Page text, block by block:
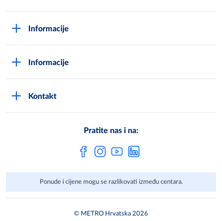
DPN zaštita podatak
Informacije
Informacije
Kontakt
Pratite nas i na:
Ponude i cijene mogu se razlikovati između centara.
© METRO Hrvatska 2026